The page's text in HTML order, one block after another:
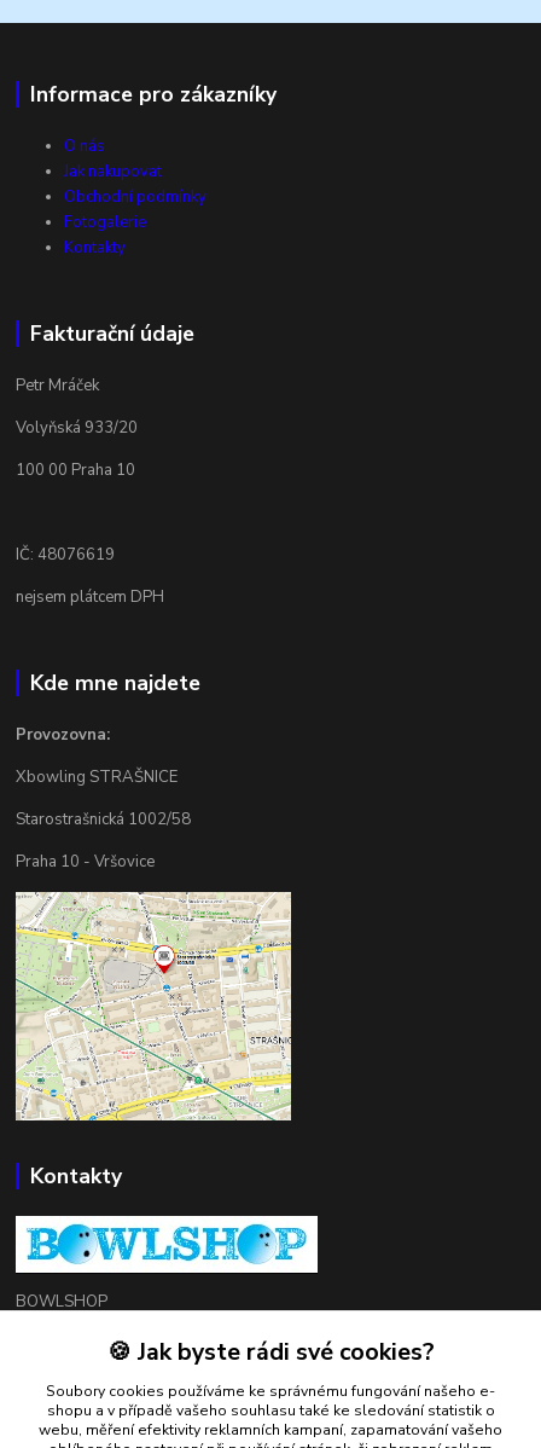
Informace pro zákazníky
O nás
Jak nakupovat
Obchodní podmínky
Fotogalerie
Kontakty
Fakturační údaje
Petr Mráček
Volyňská 933/20
100 00 Praha 10
IČ: 48076619
nejsem plátcem DPH
Kde mne najdete
Provozovna:
Xbowling STRAŠNICE
Starostrašnická 1002/58
Praha 10 - Vršovice
Kontakty
BOWLSHOP
+420 602 549 946
🍪 Jak byste rádi své cookies?
Soubory cookies používáme ke správnému fungování našeho e-
shopu a v případě vašeho souhlasu také ke sledování statistik o
webu, měření efektivity reklamních kampaní, zapamatování vašeho